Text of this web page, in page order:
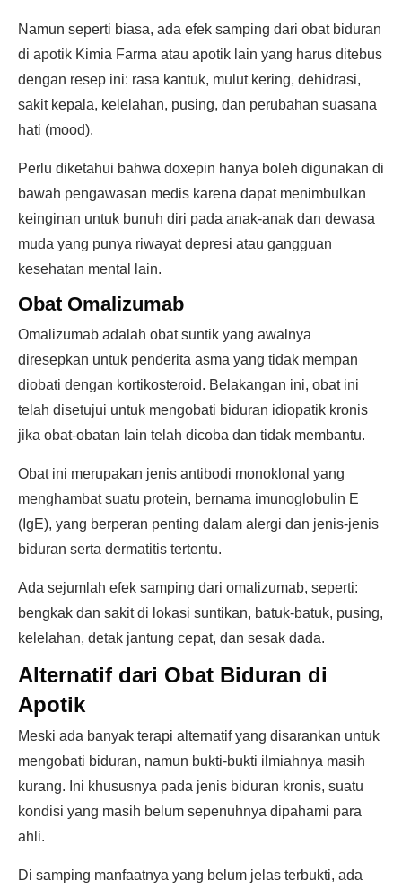
Namun seperti biasa, ada efek samping dari obat biduran
di apotik Kimia Farma atau apotik lain yang harus ditebus
dengan resep ini: rasa kantuk, mulut kering, dehidrasi,
sakit kepala, kelelahan, pusing, dan perubahan suasana
hati (mood).
Perlu diketahui bahwa doxepin hanya boleh digunakan di
bawah pengawasan medis karena dapat menimbulkan
keinginan untuk bunuh diri pada anak-anak dan dewasa
muda yang punya riwayat depresi atau gangguan
kesehatan mental lain.
Obat Omalizumab
Omalizumab adalah obat suntik yang awalnya
diresepkan untuk penderita asma yang tidak mempan
diobati dengan kortikosteroid. Belakangan ini, obat ini
telah disetujui untuk mengobati biduran idiopatik kronis
jika obat-obatan lain telah dicoba dan tidak membantu.
Obat ini merupakan jenis antibodi monoklonal yang
menghambat suatu protein, bernama imunoglobulin E
(IgE), yang berperan penting dalam alergi dan jenis-jenis
biduran serta dermatitis tertentu.
Ada sejumlah efek samping dari omalizumab, seperti:
bengkak dan sakit di lokasi suntikan, batuk-batuk, pusing,
kelelahan, detak jantung cepat, dan sesak dada.
Alternatif dari Obat Biduran di
Apotik
Meski ada banyak terapi alternatif yang disarankan untuk
mengobati biduran, namun bukti-bukti ilmiahnya masih
kurang. Ini khususnya pada jenis biduran kronis, suatu
kondisi yang masih belum sepenuhnya dipahami para
ahli.
Di samping manfaatnya yang belum jelas terbukti, ada